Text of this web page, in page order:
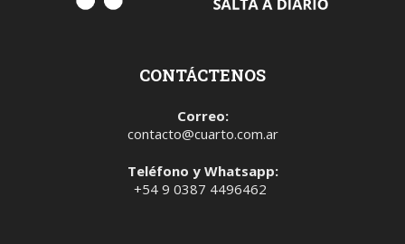
CONTÁCTENOS
Correo:
contacto@cuarto.com.ar
Teléfono y Whatsapp:
+54 9 0387 4496462